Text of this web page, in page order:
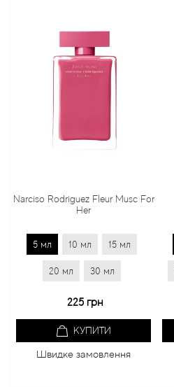
Narciso Rodriguez Fleur Musc For
Her
5 мл 10 мл 15 мл
20 мл 30 мл
225 грн
КУПИТИ
Швидке замовлення